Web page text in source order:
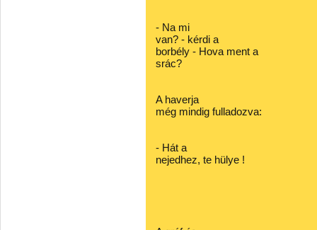
- Na mi
van? - kérdi a
borbély - Hova ment a
srác?
A haverja
még mindig fulladozva:
- Hát a
nejedhez, te hülye !